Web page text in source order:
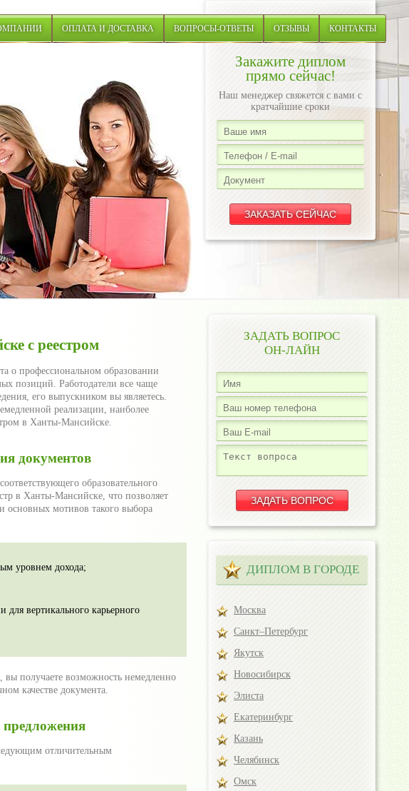
ОПЛАТА И ДОСТАВКА ВОПРОСЫ-ОТВЕТЫ ОТЗЫВЫ КОНТАКТЫ
Закажите диплом
прямо сейчас!
Наш менеджер свяжется с вами с
кратчайшие сроки
с реестром
о профессиональном образовании
позиций. Работодатели все чаще
его выпускником вы являетесь.
реализации, наиболее
в Ханты-Мансийске.
документов
образовательного
в Ханты-Мансийске, что позволяет
основных мотивов такого выбора
уровнем дохода;
для вертикального карьерного
получаете возможность немедленно
качестве документа.
отличительным
ЗАДАТЬ ВОПРОС
ОН-ЛАЙН
ДИПЛОМ В ГОРОДЕ
Москва
Санкт–Петербург
Якутск
Новосибирск
Элиста
Екатеринбург
Казань
Челябинск
Омск